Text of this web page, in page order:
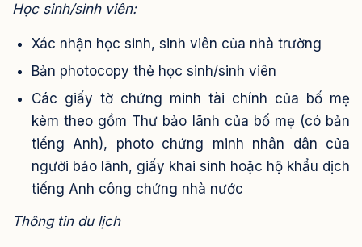
Học sinh/sinh viên:
Xác nhận học sinh, sinh viên của nhà trường
Bản photocopy thẻ học sinh/sinh viên
Các giấy tờ chứng minh tài chính của bố mẹ
kèm theo gồm Thư bảo lãnh của bố mẹ (có bản
tiếng Anh), photo chứng minh nhân dân của
người bảo lãnh, giấy khai sinh hoặc hộ khẩu dịch
tiếng Anh công chứng nhà nước
Thông tin du lịch